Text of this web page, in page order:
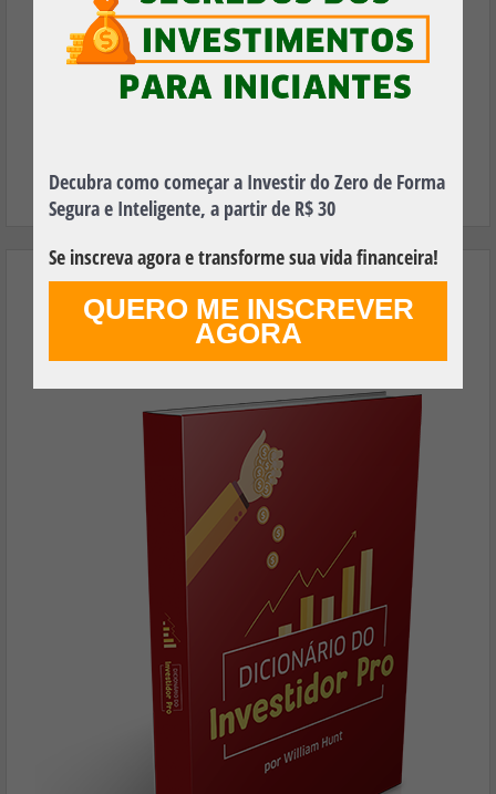
Decubra como começar a Investir do Zero de Forma
Segura e Inteligente, a partir de R$ 30
Se inscreva agora e transforme sua vida financeira!
QUERO ME INSCREVER
AGORA
FAZER DOWNLOAD GRÁTIS
Utilizados no Mundo dos Investimentos e
Faça Seu Dinheiro Render Mais!